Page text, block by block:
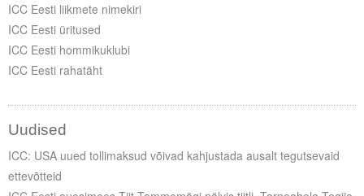
ICC Eesti liikmete nimekiri
ICC Eesti üritused
ICC Eesti hommikuklubi
ICC Eesti rahatäht
Uudised
ICC: USA uued tollimaksud võivad kahjustada ausalt tegutsevaid
ettevõtteid